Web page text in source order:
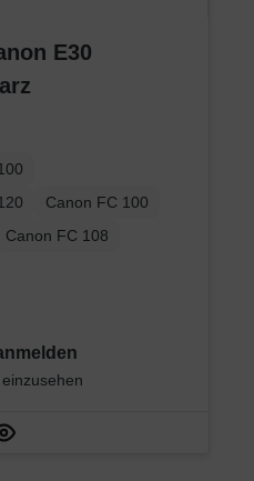
E30
Canon FC 100
Canon FC 108